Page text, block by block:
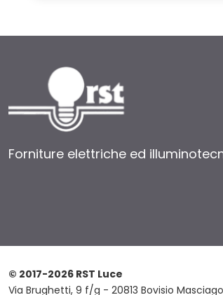
Forniture elettriche ed
© 2017-2026 RST Luce
Via Brughetti, 9 f/g - 20813 Bovisio